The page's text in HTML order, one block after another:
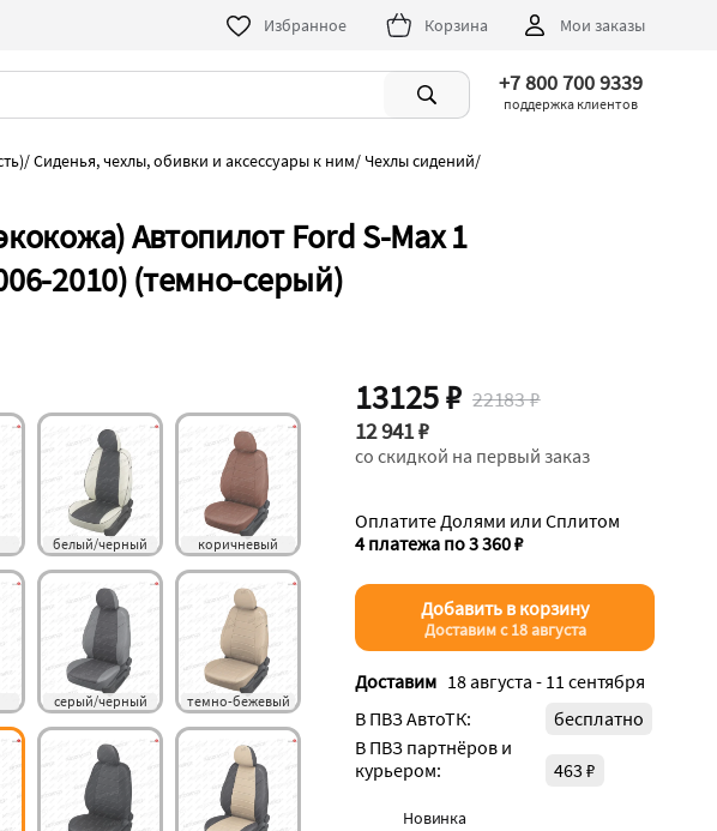
Избранное Корзина Мои заказы
+7 800 700 9339
поддержка клиентов
/Сиденья, чехлы, обивки и аксессуары к ним/ Чехлы сидений/
Автопилот Ford S-Max 1
2010) (темно-серый)
белый/черный коричневый
серый/черный темно-бежевый
13125 ₽ 22183 ₽
12 941 ₽
со скидкой на первый заказ
Оплатите Долями или Сплитом
4 платежа по 3 360 ₽
Добавить в корзину
Доставим с 18 августа
Доставим 18 августа - 11 сентября
В ПВЗ АвтоТК:
бесплатно
В ПВЗ партнёров и
курьером:
463 ₽
Новинка